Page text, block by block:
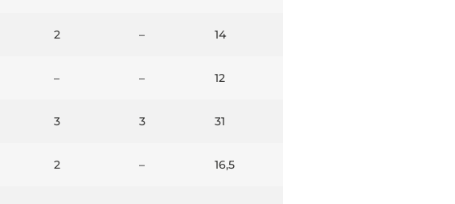
2 – 14
– – 12
3 3 31
2 – 16,5